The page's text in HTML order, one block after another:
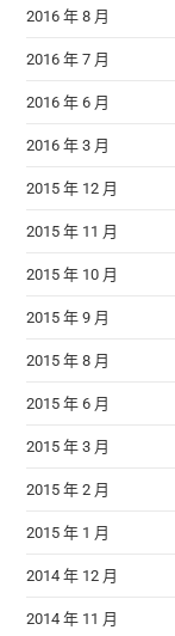
2016 年 8 月
2016 年 7 月
2016 年 6 月
2016 年 3 月
2015 年 12 月
2015 年 11 月
2015 年 10 月
2015 年 9 月
2015 年 8 月
2015 年 6 月
2015 年 3 月
2015 年 2 月
2015 年 1 月
2014 年 12 月
2014 年 11 月